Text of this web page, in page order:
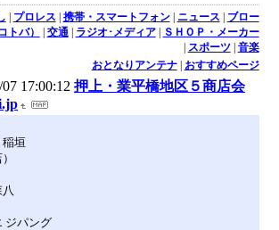
| プロレス | 携帯・スマートフォン| ニュース | ブロー
トバ） | 交通| ラジオ･メディア| ＳＨＯＰ・メーカー
| スポーツ| 音楽
おとなりアンテナ| おすすめページ
17:00:12 押上・業平橋地区５商店会
稲垣
ジパング